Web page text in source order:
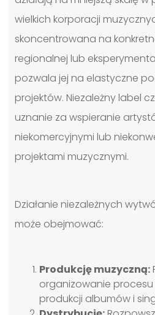
wielkich korporacji
skoncentrowana na
regionalnej lub
pozwala jej na elastyczne
projektów. Niezależny label
uznanie za wspieranie
niekomercyjnymi lub
projektami muzycznymi.
Działanie niezależnych
może obejmować:
Produkcję muzyczną:
organizowanie
produkcji albumów i